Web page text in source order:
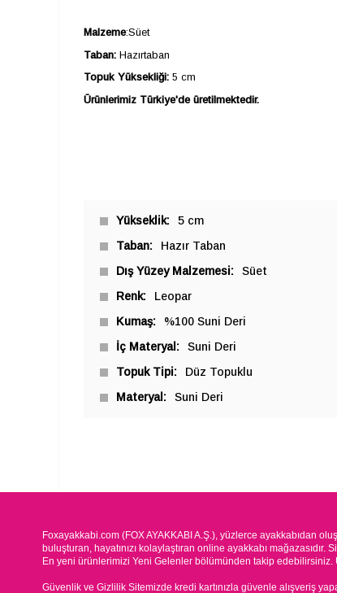
Malzeme:Süet
Taban: Hazırtaban
Topuk Yüksekliği: 5 cm
Ürünlerimiz Türkiye'de üretilmektedir.
Yükseklik
5 cm
Taban
Hazır Taban
Dış Yüzey Malzemesi
Süet
Renk
Leopar
Kumaş
%100 Suni Deri
İç Materyal
Suni Deri
Topuk Tipi
Düz Topuklu
Materyal
Suni Deri
Foxayakkabi.com (FOX AYAKKABI A.Ş.), yüzlerce ayakkabıdan
buluşturan, hayatınızı kolaylaştıran online ayakkabı
En yeni ürünlerimizi Yeni Gelenler bölümünden takip
Güvenlik ve Gizlilik Sitemizde kredi kartınızla güvenle alışveriş